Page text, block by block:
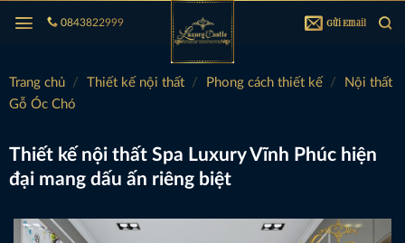
qua
dung
0843822999 Gửi Email
Trang chủ / Thiết kế nội thất / Phong cách thiết kế /
Nội thất
Gỗ Óc Chó
Thiết kế nội thất Spa Luxury Vĩnh Phúc hiện
đại mang dấu ấn riêng biệt